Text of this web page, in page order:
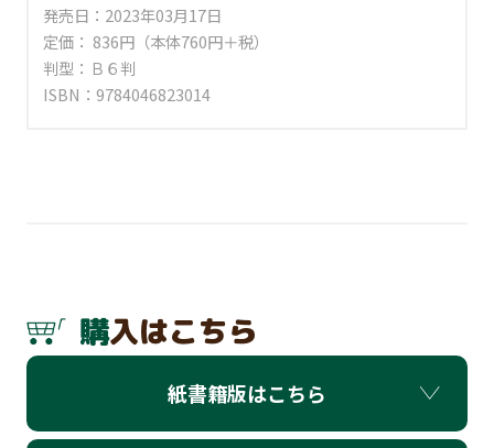
発売日：2023年03月17日
定価： 836円（本体760円＋税）
判型：Ｂ６判
ISBN：9784046823014
購入はこちら
紙書籍版はこちら